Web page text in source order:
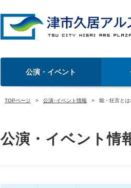
公演・イベント
TOPページ 公演･イベント情報 能・狂言と
公演・イベント情